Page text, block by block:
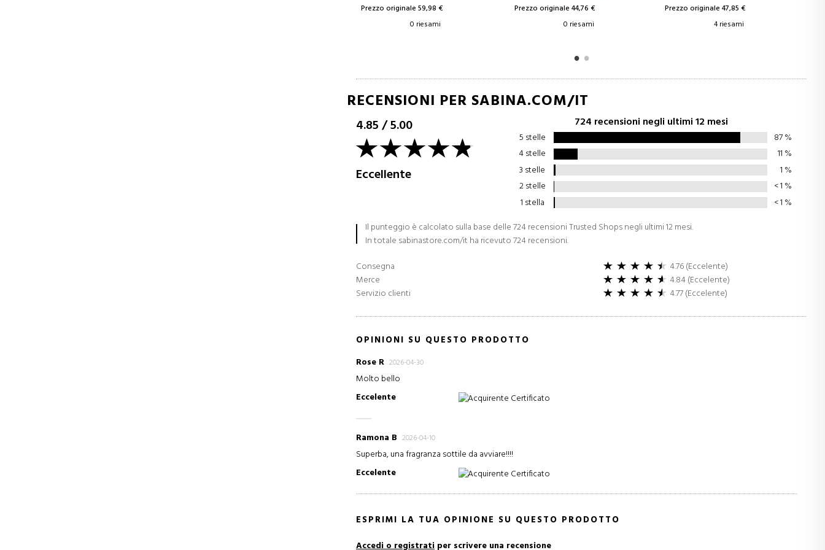
Prezzo originale 44,76 €
0 riesami
Prezzo originale 47,85 €
4 riesami
Prezzo originale 68,24 €
1 riesami
RECENSIONI PER SABINA.COM/IT
4.85/5.00
Eccellente
724 recensioni negli ultimi 12 mesi
5 stelle 87%
4 stelle
11 %
3 stelle
1 %
2 stelle
< 1 %
1 stella
< 1 %
Il punteggio è calcolato sulla base delle 724 recensioni Trusted Shops negli ultimi 12 mesi.
In totale sabinastore.com/it ha ricevuto 724 recensioni.
Consegna
4.76 (Eccelente)
Merce
4.84 (Eccelente)
Servizio clienti
4.77 (Eccelente)
OPINIONI SU QUESTO PRODOTTO
Rose R 2026-04-30
Molto bello
Eccelente
Acquirente Certificato
Ramona B 2026-04-10
Superba, una fragranza sottile da avviare!!!!
Eccelente
Acquirente Certificato
ESPRIMI LA TUA OPINIONE SU QUESTO PRODOTTO
Accedi o registrati per scrivere una recensione